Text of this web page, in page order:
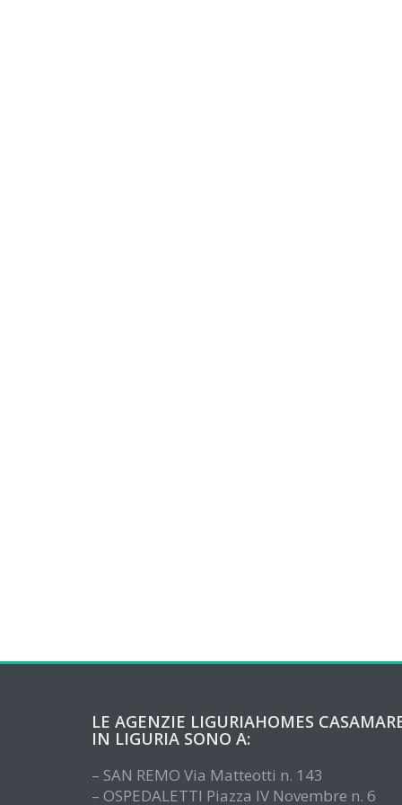
LE AGENZIE LIGURIAHOMES
IN LIGURIA SONO A:
– SAN REMO Via Matteotti n. 143
– OSPEDALETTI Piazza IV Novembre n. 6